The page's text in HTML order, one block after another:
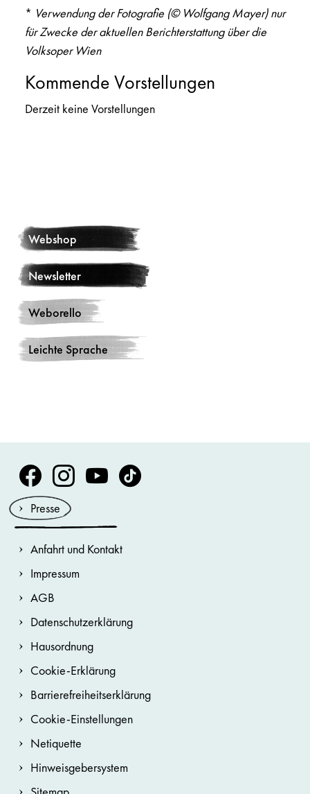
Webshop
Newsletter
Weborello
Leichte Sprache
* Verwendung der Fotografie (© Wolfgang Mayer)nur
für Zwecke der aktuellen Berichterstattung über die
Volksoper Wien
Kommende Vorstellungen
Derzeit keine Vorstellungen
Volksoper Facebook
Volksoper Instagram
Volksoper Youtube
Volksoper TikTok
Presse
Anfahrt und Kontakt
Impressum
AGB
Datenschutzerklärung
Hausordnung
Cookie-Erklärung
Barrierefreiheitserklärung
Cookie-Einstellungen
Netiquette
Hinweisgebersystem